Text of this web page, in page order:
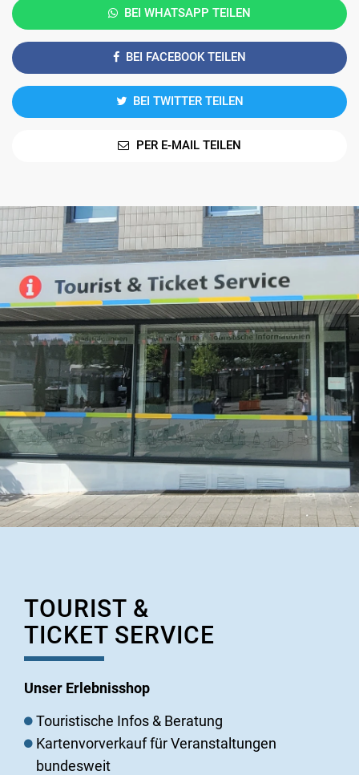
BEI WHATSAPP TEILEN
BEI FACEBOOK TEILEN
BEI TWITTER TEILEN
PER E-MAIL TEILEN
TOURIST &
TICKET SERVICE
Unser Erlebnisshop
Touristische Infos & Beratung
Kartenvorverkauf für Veranstaltungen
bundesweit